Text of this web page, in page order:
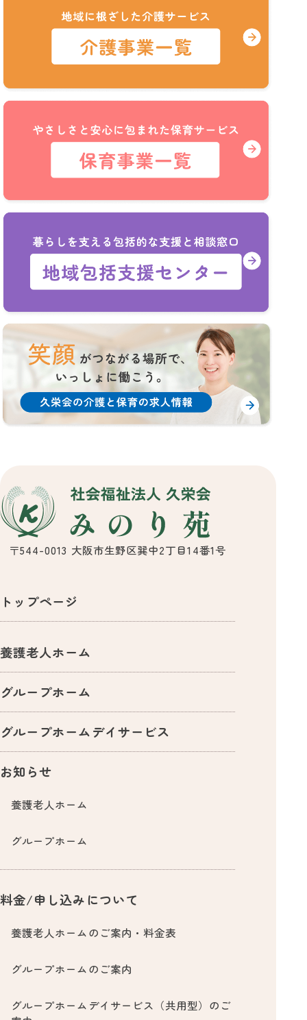
〒544-0013 大阪市生野区巽中2丁目14番1号
トップページ
養護老人ホーム
グループホーム
グループホームデイサービス
お知らせ
養護老人ホーム
グループホーム
料金/申し込みについて
養護老人ホームのご案内・料金表
グループホームのご案内
グループホームデイサービス（共用型）のご